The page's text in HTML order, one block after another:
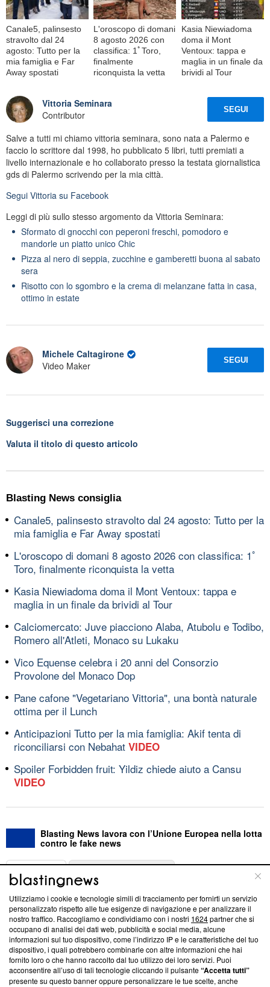
Canale5, palinsesto
stravolto dal 24
agosto: Tutto per la
mia famiglia e Far
Away spostati
L'oroscopo di domani
8 agosto 2026 con
classifica: 1ﾟToro,
finalmente
riconquista la vetta
Kasia Niewiadoma
doma il Mont
Ventoux: tappa e
maglia in un finale da
brividi al Tour
Vittoria Seminara
Contributor
SEGUI
Salve a tutti mi chiamo vittoria seminara, sono nata a Palermo e
faccio lo scrittore dal 1998, ho pubblicato 5 libri, tutti premiati a
livello internazionale e ho collaborato presso la testata giornalistica
gds di Palermo scrivendo per la mia città.
Segui Vittoria su Facebook
Leggi di più sullo stesso argomento da Vittoria Seminara:
Sformato di gnocchi con peperoni freschi, pomodoro e
mandorle un piatto unico Chic
Pizza al nero di seppia, zucchine e gamberetti buona al sabato
sera
Risotto con lo sgombro e la crema di melanzane fatta in casa,
ottimo in estate
Michele Caltagirone
Video Maker
SEGUI
Suggerisci una correzione
Valuta il titolo di questo articolo
Blasting News consiglia
Canale5, palinsesto stravolto dal 24 agosto: Tutto per la
mia famiglia e Far Away spostati
L'oroscopo di domani 8 agosto 2026 con classifica: 1ﾟ
Toro, finalmente riconquista la vetta
Kasia Niewiadoma doma il Mont Ventoux: tappa e
maglia in un finale da brividi al Tour
Calciomercato: Juve piacciono Alaba, Atubolu e Todibo,
Romero all'Atleti, Monaco su Lukaku
Vico Equense celebra i 20 anni del Consorzio
Provolone del Monaco Dop
Pane cafone "Vegetariano Vittoria", una bontà naturale
ottima per il Lunch
Anticipazioni Tutto per la mia famiglia: Akif tenta di
riconciliarsi con Nebahat VIDEO
Spoiler Forbidden fruit: Yildiz chiede aiuto a Cansu
VIDEO
Blasting News lavora con l’Unione Europea nella lotta
contro le fake news
ABOUT
Questa sezione offre informazioni trasparenti su Blasting
News, sui nostri processi editoriali e su come ci impegniamo a
creare news di qualità. Inoltre, afferma la nostra aderenza a
‘Trust Project - News with Integrity’Blasting News non è
ancora membro del programma, ma ha richiesto di farne
parte; Trust Project non ha ancora effettuato una verifica di
conformità agli standard.
Utilizziamo i cookie e tecnologie simili di tracciamento per fornirti un servizio
personalizzato rispetto alle tue esigenze di navigazione e per analizzare il
nostro traffico. Raccogliamo e condividiamo con i nostri 1624partner che si
occupano di analisi dei dati web, pubblicità e social media, alcune
informazioni sul tuo dispositivo, come l’indirizzo IP e le caratteristiche del tuo
dispositivo, i quali potrebbero combinarle con altre informazioni che hai
fornito loro o che hanno raccolto dal tuo utilizzo dei loro servizi. Puoi
acconsentire all’uso di tali tecnologie cliccando il pulsante“Accetta tutti”
presente su questo banner oppure personalizzare le tue scelte, anche